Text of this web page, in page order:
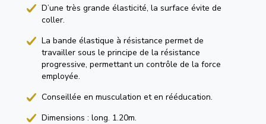
D’une très grande élasticité, la surface évite de
coller.
La bande élastique à résistance permet de
travailler sous le principe de la résistance
progressive, permettant un contrôle de la force
employée.
Conseillée en musculation et en rééducation.
Dimensions : long. 1.20m.